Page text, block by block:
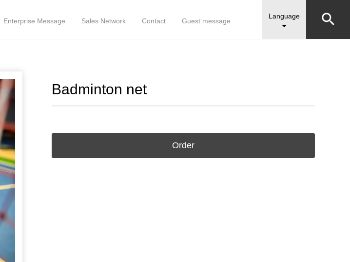
Enterprise Message Sales Network Contact Guest message

Language
 
Badminton net
Order